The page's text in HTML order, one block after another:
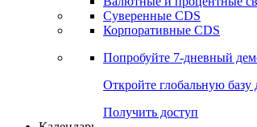
Получить доступ
Деривативы
Поиск деривативов
Валютные и процентные
Суверенные CDS
Корпоративные CDS
Попробуйте7-дневный